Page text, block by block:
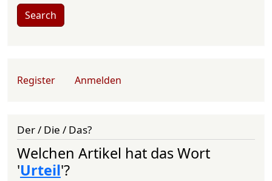
Search
User account menu
Register Anmelden
Der / Die / Das?
Welchen Artikel hat das Wort
'Urteil'?